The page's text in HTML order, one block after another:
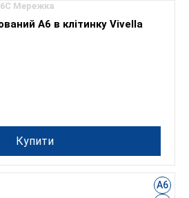
Мережка
А6 в клітинку Vivella
Купити
А6